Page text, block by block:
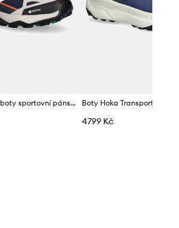
adidas TERREX boty sportovní pánské Skychaser AX5 Boty Hoka Transport Hike
4799 Kč